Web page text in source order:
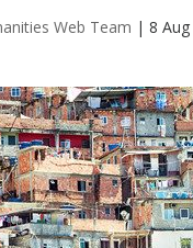
Web Team | 8